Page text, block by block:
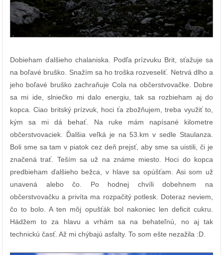
Dobieham ďalšieho chalaniska. Podľa prízvuku Brit, sťažuje sa
na boľavé bruško. Snažím sa ho troška rozveseliť. Netrvá dlho a
jeho boľavé bruško zachraňuje Cola na občerstvovačke. Dobre
sa mi ide, slniečko mi dalo energiu, tak sa rozbieham aj do
kopca. Ciao britský prízvuk, hoci ťa zbožňujem, treba využiť to,
kým sa mi dá behať. Na ruke mám napísané kilometre
občerstvovaciek. Ďalšia veľká je na 53.km v sedle Staulanza.
Boli sme sa tam v piatok cez deň prejsť, aby sme sa uistili, či je
značená trať. Teším sa už na známe miesto. Hoci do kopca
predbieham ďalšieho bežca, v hlave sa opúšťam. Asi som už
unavená alebo čo. Po hodnej chvíli dobehnem na
občerstvovačku a privíta ma rozpačitý potlesk. Doteraz neviem,
čo to bolo. A ten môj opušťák bol nakoniec len deficit cukru.
Hádžem to za hlavu a vrhám sa na behateľnú, no aj tak
technickú časť. Až mi chýbajú asfalty. To som ešte nezažila :D.